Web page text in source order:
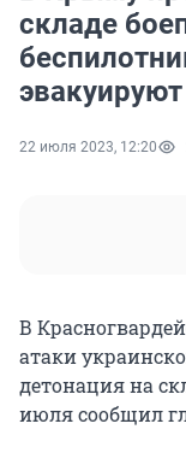
складе
эвакуируют
22 июля 2023, 12:20
В
атаки
детонация на
июля сообщил